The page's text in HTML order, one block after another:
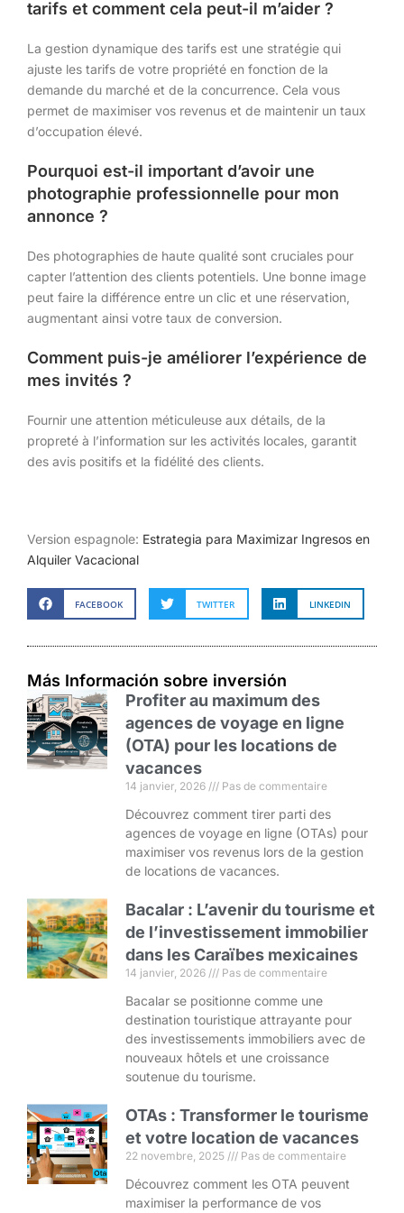
tarifs et comment cela peut-il m’aider ?
La gestion dynamique des tarifs est une stratégie qui
ajuste les tarifs de votre propriété en fonction de la
demande du marché et de la concurrence. Cela vous
permet de maximiser vos revenus et de maintenir un taux
d’occupation élevé.
Pourquoi est-il important d’avoir une
photographie professionnelle pour mon
annonce ?
Des photographies de haute qualité sont cruciales pour
capter l’attention des clients potentiels. Une bonne image
peut faire la différence entre un clic et une réservation,
augmentant ainsi votre taux de conversion.
Comment puis-je améliorer l’expérience de
mes invités ?
Fournir une attention méticuleuse aux détails, de la
propreté à l’information sur les activités locales, garantit
des avis positifs et la fidélité des clients.
Version espagnole: Estrategia para Maximizar Ingresos en
Alquiler Vacacional
FACEBOOK TWITTER LINKEDIN
Más Información sobre inversión
Profiter au maximum des
agences de voyage en ligne
(OTA) pour les locations de
vacances
14 janvier, 2026 Pas de commentaire
Découvrez comment tirer parti des
agences de voyage en ligne (OTAs) pour
maximiser vos revenus lors de la gestion
de locations de vacances.
Bacalar : L’avenir du tourisme et
de l’investissement immobilier
dans les Caraïbes mexicaines
14 janvier, 2026 Pas de commentaire
Bacalar se positionne comme une
destination touristique attrayante pour
des investissements immobiliers avec de
nouveaux hôtels et une croissance
soutenue du tourisme.
OTAs : Transformer le tourisme
et votre location de vacances
22 novembre, 2025 Pas de commentaire
Découvrez comment les OTA peuvent
maximiser la performance de vos